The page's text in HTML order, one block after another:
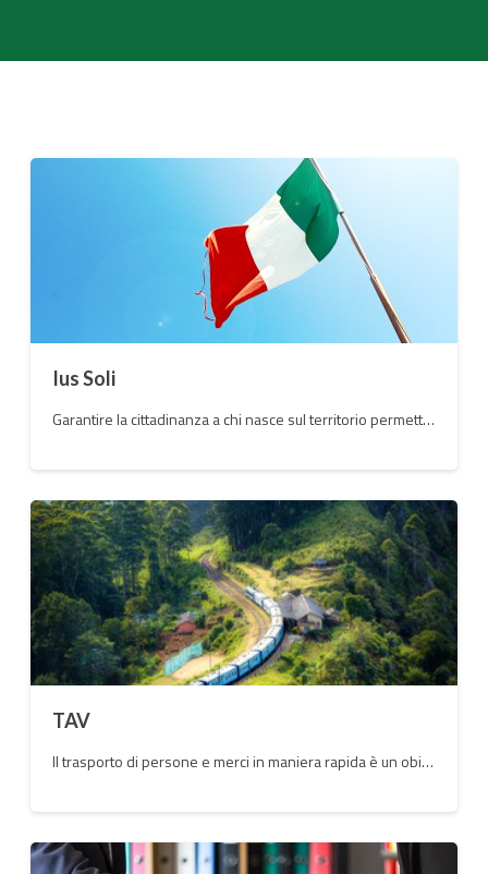
Ius Soli
Garantire la cittadinanza a chi nasce sul territorio permetterebbe di risolvere molte delle problematiche sociali legate al fenomeno dell'immigrazione
TAV
Il trasporto di persone e merci in maniera rapida è un obiettivo che deve essere raggiunto ma è davvero questa la strada da percorrere?